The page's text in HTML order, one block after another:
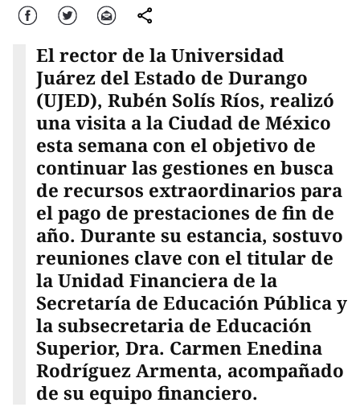
Facebook Twitter Correo comparte
El rector de la Universidad
Juárez del Estado de Durango
(UJED), Rubén Solís Ríos, realizó
una visita a la Ciudad de México
esta semana con el objetivo de
continuar las gestiones en busca
de recursos extraordinarios para
el pago de prestaciones de fin de
año. Durante su estancia, sostuvo
reuniones clave con el titular de
la Unidad Financiera de la
Secretaría de Educación Pública y
la subsecretaria de Educación
Superior, Dra. Carmen Enedina
Rodríguez Armenta, acompañado
de su equipo financiero.